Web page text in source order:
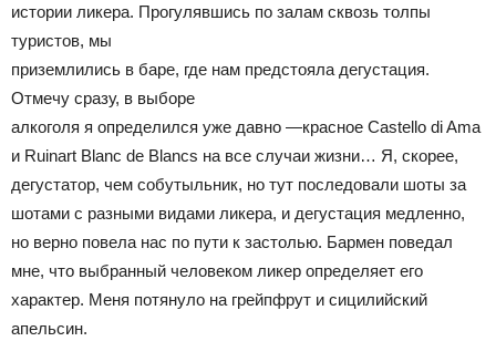
истории ликера. Прогулявшись по залам сквозь толпы
туристов, мы
приземлились в баре, где нам предстояла дегустация.
Отмечу сразу, в выборе
алкоголя я определился уже давно —красное Castello di Ama
и Ruinart Blanc de Blancs на все случаи жизни… Я, скорее,
дегустатор, чем собутыльник, но тут последовали шоты за
шотами с разными видами ликера, и дегустация медленно,
но верно повела нас по пути к застолью. Бармен поведал
мне, что выбранный человеком ликер определяет его
характер. Меня потянуло на грейпфрут и сицилийский
апельсин.